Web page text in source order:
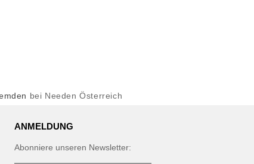
bei Needen Österreich
ANMELDUNG
Abonniere unseren Newsletter: